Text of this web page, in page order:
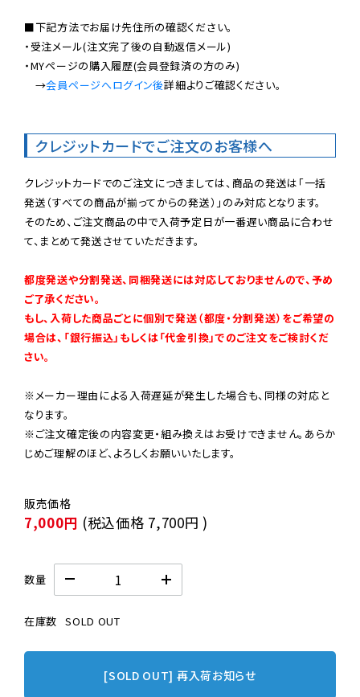
■下記方法でお届け先住所の確認ください。
・受注メール(注文完了後の自動返信メール)
・MYページの購入履歴(会員登録済の方のみ)
→会員ページへログイン後詳細よりご確認ください。
クレジットカードでご注文のお客様へ
クレジットカードでのご注文につきましては、商品の発送は「一括
発送（すべての商品が揃ってからの発送）」のみ対応となります。
そのため、ご注文商品の中で入荷予定日が一番遅い商品に合わせ
て、まとめて発送させていただきます。
都度発送や分割発送、同梱発送には対応しておりませんので、予め
ご了承ください。
もし、入荷した商品ごとに個別で発送（都度・分割発送）をご希望の
場合は、「銀行振込」もしくは「代金引換」でのご注文をご検討くだ
さい。
※メーカー理由による入荷遅延が発生した場合も、同様の対応と
なります。
※ご注文確定後の内容変更・組み換えはお受けできません。あらか
じめご理解のほど、よろしくお願いいたします。
7,000円 (税込価格 7,700円 )
数量
在庫数 SOLD OUT
[SOLD OUT] 再入荷お知らせ